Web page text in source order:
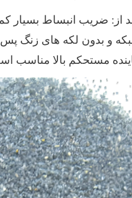
از: ضریب انبساط بسیار
و بدون لکه های زنگ
مستحکم بالا مناسب